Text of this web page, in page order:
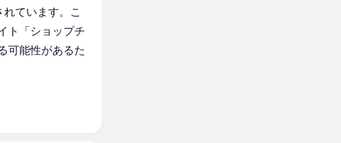
ています。こ
ト「ショップチ
可能性があるた